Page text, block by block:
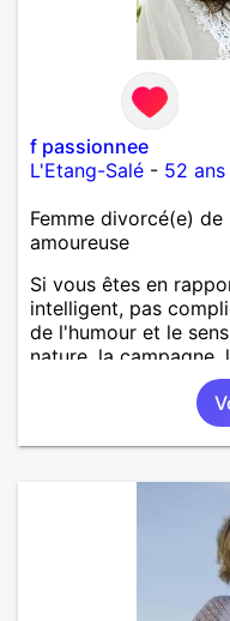
f passionnee
L'Etang-Salé - 52 ans
Femme divorcé(e)
amoureuse
Si vous êtes en
intelligent, pas
de l'humour et le
nature, la campagne,
s'entendre, du coup